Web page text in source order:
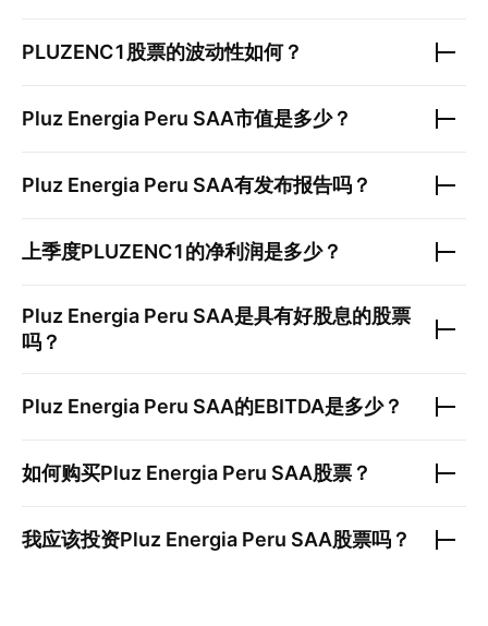
PLUZENC1 股票的波动性如何？
Pluz Energia Peru SAA市值是多少？
Pluz Energia Peru SAA有发布报告吗？
上季度PLUZENC1的净利润是多少？
Pluz Energia Peru SAA是具有好股息的股票
吗？
Pluz Energia Peru SAA的EBITDA是多少？
如何购买Pluz Energia Peru SAA股票？
我应该投资Pluz Energia Peru SAA股票吗？